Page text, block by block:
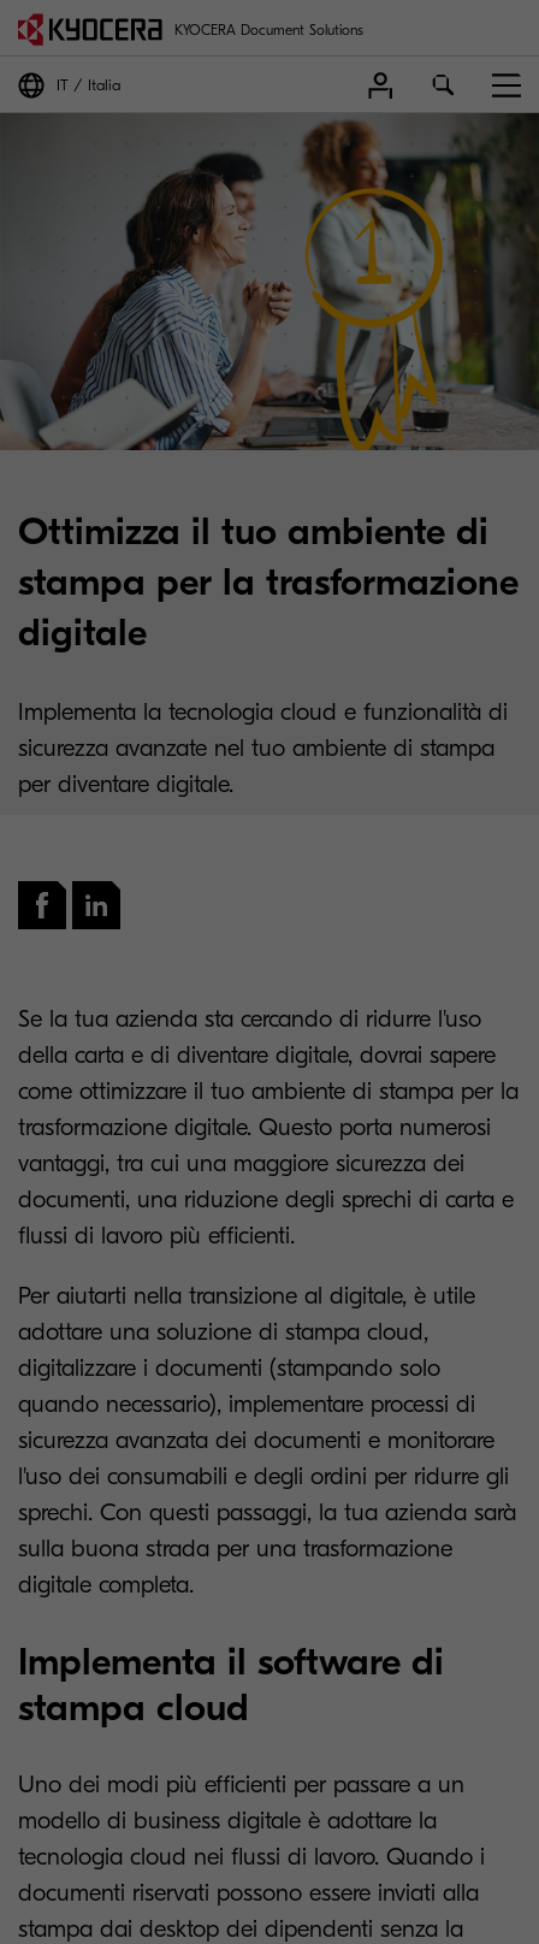
KYOCERA Document Solutions
IT Italia
Ottimizza il tuo ambiente di
stampa per la trasformazione
digitale
Implementa la tecnologia cloud e funzionalità di
sicurezza avanzate nel tuo ambiente di stampa
per diventare digitale.
Se la tua azienda sta cercando di ridurre l'uso
della carta e di diventare digitale, dovrai sapere
come ottimizzare il tuo ambiente di stampa per la
trasformazione digitale. Questo porta numerosi
vantaggi, tra cui una maggiore sicurezza dei
documenti, una riduzione degli sprechi di carta e
flussi di lavoro più efficienti.
Per aiutarti nella transizione al digitale, è utile
adottare una soluzione di stampa cloud,
digitalizzare i documenti (stampando solo
quando necessario), implementare processi di
sicurezza avanzata dei documenti e monitorare
l'uso dei consumabili e degli ordini per ridurre gli
sprechi. Con questi passaggi, la tua azienda sarà
sulla buona strada per una trasformazione
digitale completa.
Implementa il software di
stampa cloud
Uno dei modi più efficienti per passare a un
modello di business digitale è adottare la
tecnologia cloud nei flussi di lavoro. Quando i
documenti riservati possono essere inviati alla
stampa dai desktop dei dipendenti senza la